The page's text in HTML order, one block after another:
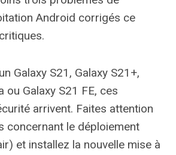
Android corrigés ce
Galaxy S21, Galaxy S21+,
ou Galaxy S21 FE, ces
arrivent. Faites attention
concernant le déploiement
et installez la nouvelle mise à